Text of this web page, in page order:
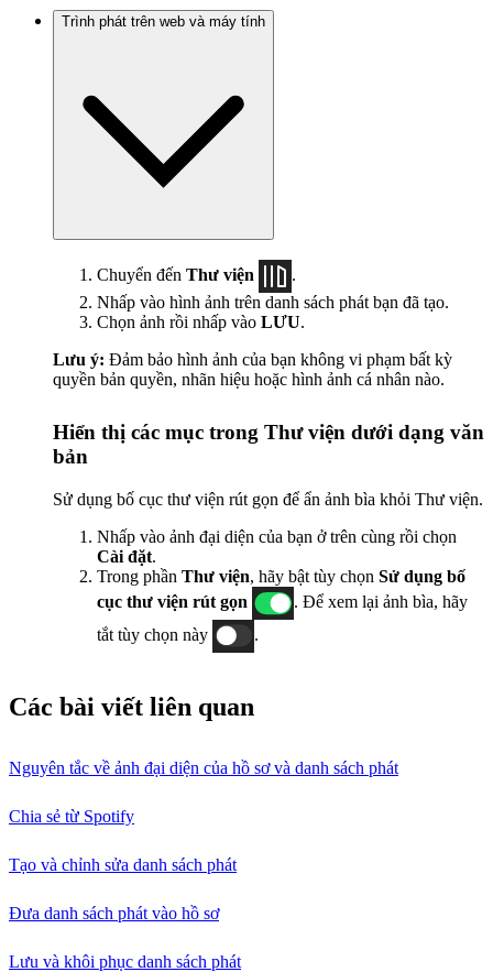
Trình phát trên web và máy tính
Chuyển đến Thư viện
.
Nhấp vào hình ảnh trên danh sách phát bạn đã tạo.
Chọn ảnh rồi nhấp vào LƯU.
Lưu ý: Đảm bảo hình ảnh của bạn không vi phạm bất kỳ
quyền bản quyền, nhãn hiệu hoặc hình ảnh cá nhân nào.
Hiển thị các mục trong Thư viện dưới dạng văn
bản
Sử dụng bố cục thư viện rút gọn để ẩn ảnh bìa khỏi Thư viện.
Nhấp vào ảnh đại diện của bạn ở trên cùng rồi chọn
Cài đặt.
Trong phần Thư viện, hãy bật tùy chọn Sử dụng bố
cục thư viện rút gọn
. Để xem lại ảnh bìa, hãy
tắt tùy chọn này
.
Các bài viết liên quan
Nguyên tắc về ảnh đại diện của hồ sơ và danh sách phát
Chia sẻ từ Spotify
Tạo và chỉnh sửa danh sách phát
Đưa danh sách phát vào hồ sơ
Lưu và khôi phục danh sách phát